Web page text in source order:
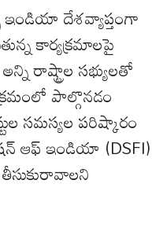
ఇండియా దేశవ్యాప్తంగా
కార్యక్రమాలపై
రాష్ట్రాల సభ్యులతో
పాల్గొనడం
సమస్యల పరిష్కారం
ఆఫ్ ఇండియా (DSFI)